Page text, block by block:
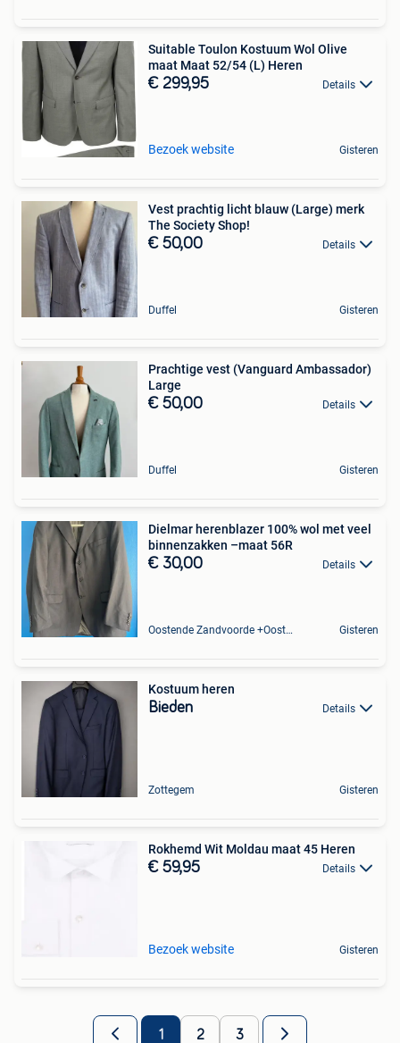
Suitable Toulon Kostuum Wol Olive
maat Maat 52/54 (L) Heren
€ 299,95 Details
Bezoek website Gisteren
Vest prachtig licht blauw (Large) merk
The Society Shop!
€ 50,00 Details
Duffel Gisteren
Prachtige vest (Vanguard Ambassador)
Large
€ 50,00 Details
Duffel Gisteren
Dielmar herenblazer 100% wol met veel
binnenzakken –maat 56R
€ 30,00 Details
Oostende Zandvoorde +Oostende Gisteren
Kostuum heren
Bieden Details
Zottegem Gisteren
Rokhemd Wit Moldau maat 45 Heren
€ 59,95 Details
Bezoek website Gisteren
1 2 3